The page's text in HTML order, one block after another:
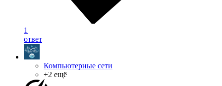
1
ответ
Компьютерные сети
+2 ещё